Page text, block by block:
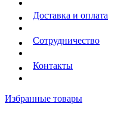
Доставка и оплата
Сотрудничество
Контакты
Избранные товары